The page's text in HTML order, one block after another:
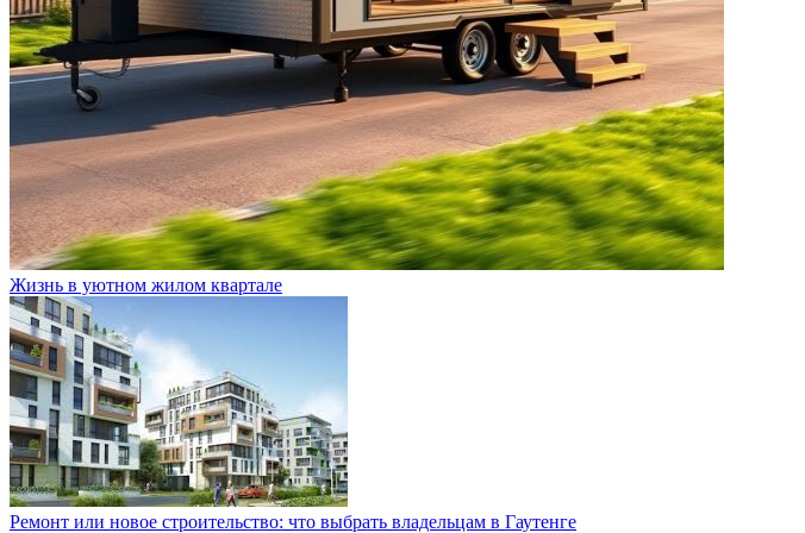
Жизнь в уютном жилом квартале
Ремонт или новое строительство: что выбрать владельцам в Гаутенге